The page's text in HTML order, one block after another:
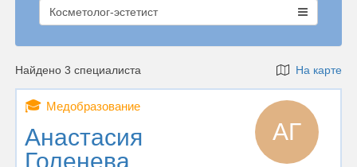
Косметолог-эстетист
Найдено 3 специалиста На карте
🎓 Медобразование
Анастасия
Голенева
АГ